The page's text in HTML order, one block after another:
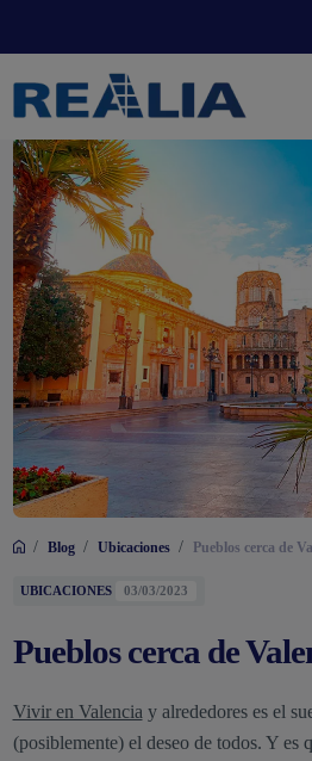
/ Blog / Ubicaciones / Pueblos cerca de
UBICACIONES 03/03/2023
Pueblos cerca de
Vivir en Valencia y alrededores es el
(posiblemente) el deseo de todos. Y es